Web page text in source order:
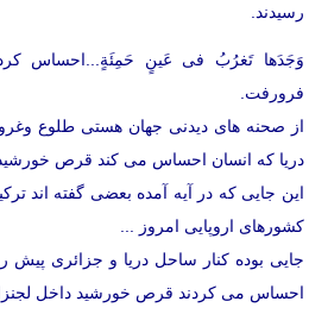
رسیدند.
وَجَدَها تَغرُبُ فی عَینٍ حَمِئَةٍ...احساس
فرورفت.
از صحنه های دیدنی جهان هستی طلوع
دریا که انسان احساس می کند قرص
این جایی که در آیه آمده بعضی گفته اند
کشورهای اروپایی امروز ...
جایی بوده کنار ساحل دریا و جزائری
احساس می کردند قرص خورشید داخل